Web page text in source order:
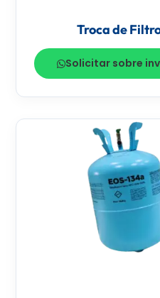
Troca de
Solicitar sobre